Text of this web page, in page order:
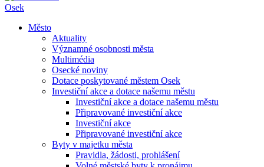
Osek
Město
Aktuality
Významné osobnosti města
Multimédia
Osecké noviny
Dotace poskytované městem Osek
Investiční akce a dotace našemu městu
Investiční akce a dotace našemu městu
Připravované investiční akce
Investiční akce
Připravované investiční akce
Byty v majetku města
Pravidla, žádosti, prohlášení